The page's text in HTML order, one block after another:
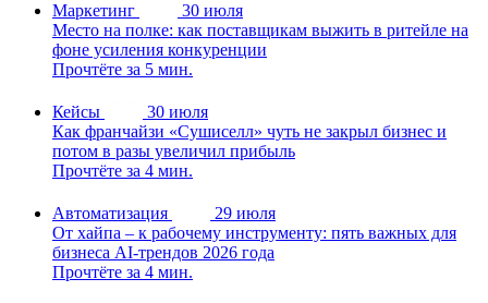
Маркетинг
30 июля
Место на полке: как поставщикам выжить в ритейле на
фоне усиления конкуренции
Прочтёте за 5 мин.
Кейсы
30 июля
Как франчайзи «Сушиселл» чуть не закрыл бизнес и
потом в разы увеличил прибыль
Прочтёте за 4 мин.
Автоматизация
29 июля
От хайпа – к рабочему инструменту: пять важных для
бизнеса AI-трендов 2026 года
Прочтёте за 4 мин.